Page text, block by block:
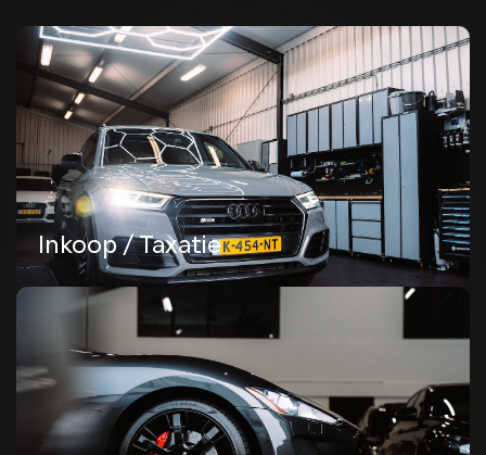
Inkoop / Taxatie
Import / export
Een auto importeren kan erg interessant zijn, zowel
zakelijk als particulier. Met onze importservice
kunnen we mooie en betaalbare occasions en
nieuwe auto's in het buitenland vinden.
Lees meer
Financiering
Maak autorijden eenvoudig met onze flexibele
financieringsopties. Bij Dico Automotive begrijpen
we dat het financieren van een auto een belangrijke
keuze is.